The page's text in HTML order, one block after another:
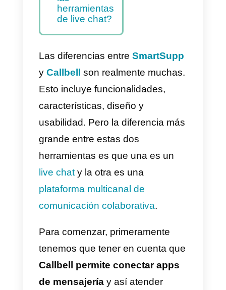
sirve
SmartSupp?
¿Por qué
Callbell es la
mejor
alternativa a
las
herramientas
Las diferencias entre SmartSupp
Callbell
Esto incluye funcionalidades,
grande entre estas dos
herramientas es que una es un